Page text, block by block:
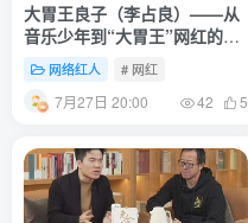
大胃王良子（李占良）——从
音乐少年到“大胃王”网红的流
量人生网络红人 # 网红
7月27日 20:00 42 5